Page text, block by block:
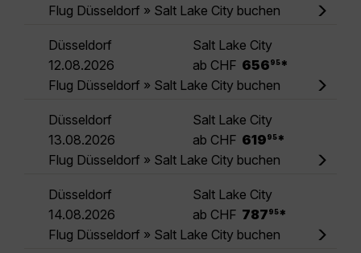
Flug Düsseldorf » Salt Lake City buchen
Düsseldorf
Salt Lake City
12.08.2026
ab CHF 656 95 *
Flug Düsseldorf » Salt Lake City buchen
Düsseldorf
Salt Lake City
13.08.2026
ab CHF 619 95 *
Flug Düsseldorf » Salt Lake City buchen
Düsseldorf
Salt Lake City
14.08.2026
ab CHF 787 95 *
Flug Düsseldorf » Salt Lake City buchen